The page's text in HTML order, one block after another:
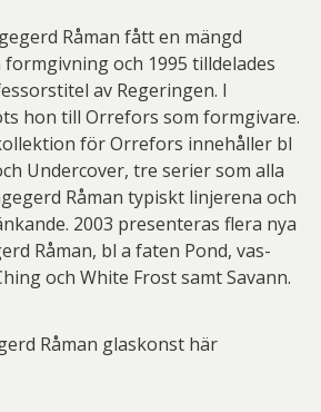
Råman fått en mängd
och 1995 tilldelades
av Regeringen. I
hon till Orrefors som formgivare.
för Orrefors innehåller bl
Undercover, tre serier som alla
Råman typiskt linjerena och
2003 presenteras flera nya
Råman, bl a faten Pond, vas-
och White Frost samt Savann.
Råman glaskonst här